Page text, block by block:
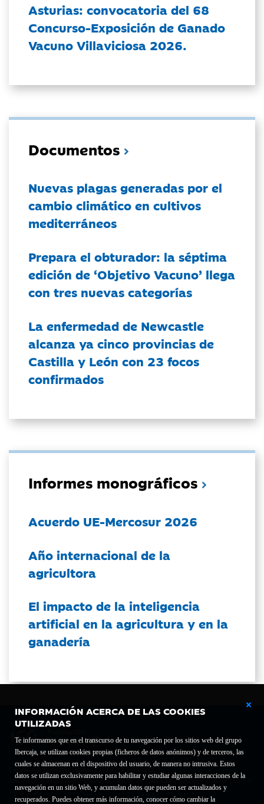
INFORMACIÓN ACERCA DE LAS COOKIES
UTILIZADAS
Te informamos que en el transcurso de tu navegación por los sitios web del grupo
Ibercaja, se utilizan cookies propias (ficheros de datos anónimos) y de terceros, las
cuales se almacenan en el dispositivo del usuario, de manera no intrusiva. Estos
datos se utilizan exclusivamente para habilitar y estudiar algunas interacciones de la
navegación en un sitio Web, y acumulan datos que pueden ser actualizados y
recuperados. Puedes obtener más información, conocer cómo cambiar la
Asturias: convocatoria del 68
Concurso-Exposición de Ganado
Vacuno Villaviciosa 2026.
Documentos
Nuevas plagas generadas por el
cambio climático en cultivos
mediterráneos
Prepara el obturador: la séptima
edición de ‘Objetivo Vacuno’ llega
con tres nuevas categorías
La enfermedad de Newcastle
alcanza ya cinco provincias de
Castilla y León con 23 focos
confirmados
Informes monográficos
Acuerdo UE-Mercosur 2026
Año internacional de la
agricultora
El impacto de la inteligencia
artificial en la agricultura y en la
ganadería
Fundación Bancaria Ibercaja C.I.F. G-50000652.
Inscrita en el Registro de Fundaciones del Mº de Educación, Cultura y Deporte con el nº
1689.
Domicilio social: Joaquín Costa, 13. 50001 Zaragoza.